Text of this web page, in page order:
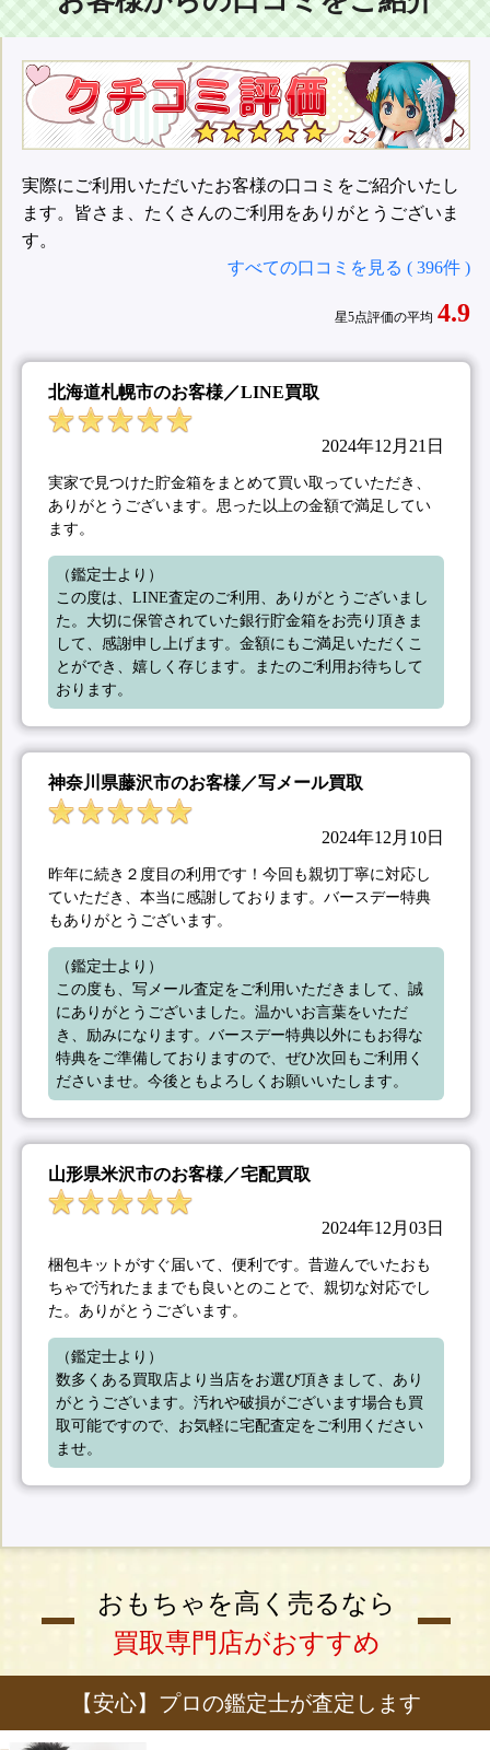
実際にご利用いただいたお客様の口コミをご紹介いたし
ます。皆さま、たくさんのご利用をありがとうございま
す。
すべての口コミを見る ( 396件 )
星5点評価の平均 4.9
北海道札幌市のお客様／LINE買取
2024年12月21日
実家で見つけた貯金箱をまとめて買い取っていただき、
ありがとうございます。思った以上の金額で満足してい
ます。
（鑑定士より）
この度は、LINE査定のご利用、ありがとうございまし
た。大切に保管されていた銀行貯金箱をお売り頂きま
して、感謝申し上げます。金額にもご満足いただくこ
とができ、嬉しく存じます。またのご利用お待ちして
おります。
神奈川県藤沢市のお客様／写メール買取
2024年12月10日
昨年に続き２度目の利用です！今回も親切丁寧に対応し
ていただき、本当に感謝しております。バースデー特典
もありがとうございます。
（鑑定士より）
この度も、写メール査定をご利用いただきまして、誠
にありがとうございました。温かいお言葉をいただ
き、励みになります。バースデー特典以外にもお得な
特典をご準備しておりますので、ぜひ次回もご利用く
ださいませ。今後ともよろしくお願いいたします。
山形県米沢市のお客様／宅配買取
2024年12月03日
梱包キットがすぐ届いて、便利です。昔遊んでいたおも
ちゃで汚れたままでも良いとのことで、親切な対応でし
た。ありがとうございます。
（鑑定士より）
数多くある買取店より当店をお選び頂きまして、あり
がとうございます。汚れや破損がございます場合も買
取可能ですので、お気軽に宅配査定をご利用ください
ませ。
おもちゃを高く売るなら
買取専門店がおすすめ
【安心】プロの鑑定士が査定します